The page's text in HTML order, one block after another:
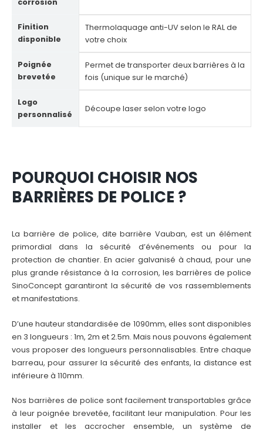
Finition
disponible
Thermolaquage anti-UV selon le RAL de
votre choix
Poignée
brevetée
Permet de transporter deux barrières à la
fois (unique sur le marché)
Logo
personnalisé
Découpe laser selon votre logo
POURQUOI CHOISIR NOS
BARRIÈRES DE POLICE ?
La barrière de police, dite barrière Vauban, est un élément
primordial dans la sécurité d’événements ou pour la
protection de chantier. En acier galvanisé à chaud, pour une
plus grande résistance à la corrosion, les barrières de police
SinoConcept garantiront la sécurité de vos rassemblements
et manifestations.
D’une hauteur standardisée de 1090mm, elles sont disponibles
en 3 longueurs : 1m, 2m et 2.5m. Mais nous pouvons également
vous proposer des longueurs personnalisables. Entre chaque
barreau, pour assurer la sécurité des enfants, la distance est
inférieure à 110mm.
Nos barrières de police sont facilement transportables grâce
à leur poignée brevetée, facilitant leur manipulation. Pour les
installer et les accrocher ensemble, un système de